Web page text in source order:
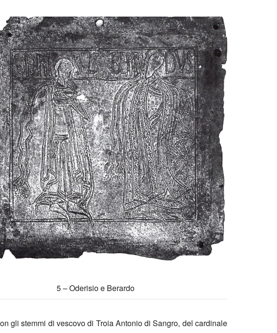
5 – Oderisio e Berardo
gli stemmi di vescovo di Troia Antonio di Sangro, del cardinale